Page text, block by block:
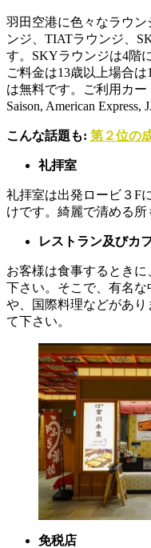
羽田空港に色々なラウ
ンジ、TIATラウンジ、
す。SKYラウンジは4階
ご料金は13歳以上場合は
は無料です。ご利用カー
Saison, American Express,
こんな話題も: 第２位の
礼拝室
礼拝室は出発ロービ３F
けです。綺麗で清める所
レストラン及びカ
お客様は食事するときに
下さい。そこで、有名
や、国際料理などがあ
て下さい。
免税店